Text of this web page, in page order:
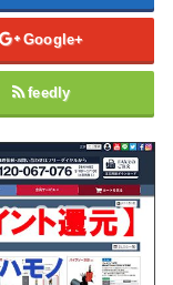
Google+
feedly